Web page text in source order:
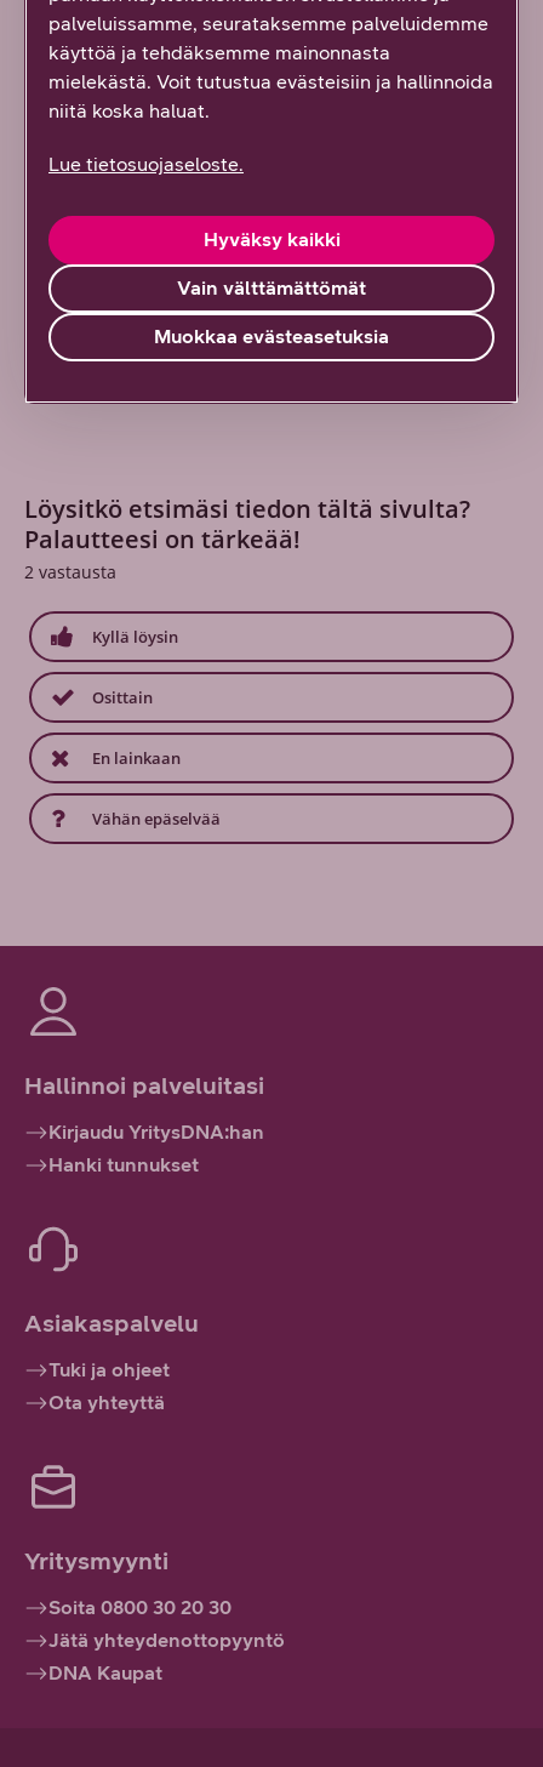
kyberturvallisuuden erityisasiantuntija Catharina
Candolin, Fortinetin vanhempi tietoturva-asiantuntija
Timo Lohenoja, Aruban asiantuntijaMatti-Pekka
Liimatainensekä DNA:n business managerJuho
Saarinen.
Tilaisuuden avasi DNA:n toimitusjohtaja
LähiTapiolan tietohallintojohtajaMikko Vastela
Fortinetin director systems engineeringJani Ekmanja
Aruban account managerLauri Hämäläinen
Kiitos kaikille tapahtumaan osallistuneille!
Löysitkö etsimäsi tiedon tältä sivulta?
Palautteesi on tärkeää!
2 vastausta
Kyllä löysin
Osittain
En lainkaan
Vähän epäselvää
Hallinnoi palveluitasi
Kirjaudu YritysDNA:han
Hanki tunnukset
Asiakaspalvelu
Tuki ja ohjeet
Ota yhteyttä
Yritysmyynti
Soita 0800 30 20 30
Jätä yhteydenottopyyntö
DNA Kaupat
palveluissamme, seurataksemme palveluidemme
käyttöä ja tehdäksemme mainonnasta
mielekästä. Voit tutustua evästeisiin ja hallinnoida
niitä koska haluat.
Lue tietosuojaseloste.
Vain välttämättömät
Hyväksy kaikki
Muokkaa evästeasetuksia